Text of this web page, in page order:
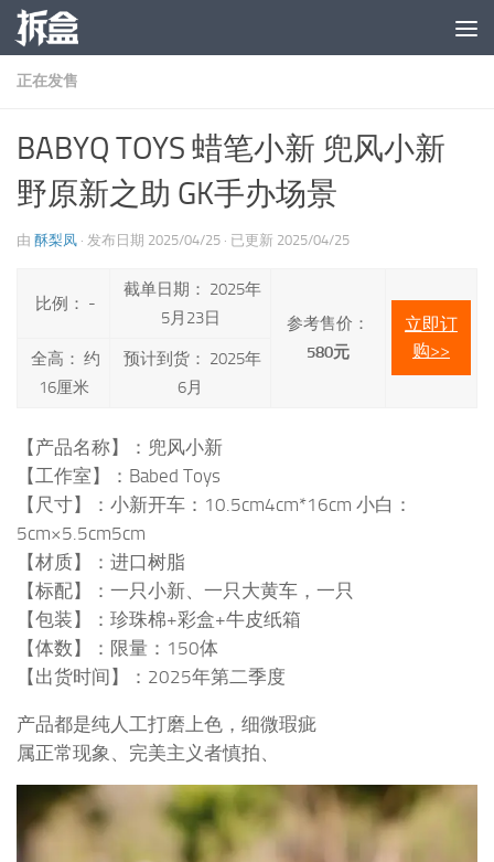
跳至内容
正在发售
BABYQ TOYS 蜡笔小新 兜风小新
野原新之助 GK手办场景
由 酥梨凤 · 发布日期 2025/04/25 · 已更新 2025/04/25
比例： -
截单日期： 2025年
5月23日
参考售价：
580元
立即订
购>>
全高： 约
16厘米
预计到货： 2025年
6月
【产品名称】：兜风小新
【工作室】：Babed Toys
【尺寸】：小新开车：10.5cm4cm*16cm 小白：
5cm×5.5cm5cm
【材质】：进口树脂
【标配】：一只小新、一只大黄车，一只
【包装】：珍珠棉+彩盒+牛皮纸箱
【体数】：限量：150体
【出货时间】：2025年第二季度
产品都是纯人工打磨上色，细微瑕疵
属正常现象、完美主义者慎拍、